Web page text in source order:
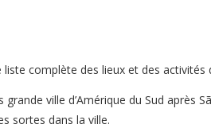
complète des lieux et des
grande ville d’Amérique du Sud après
sortes dans la ville.